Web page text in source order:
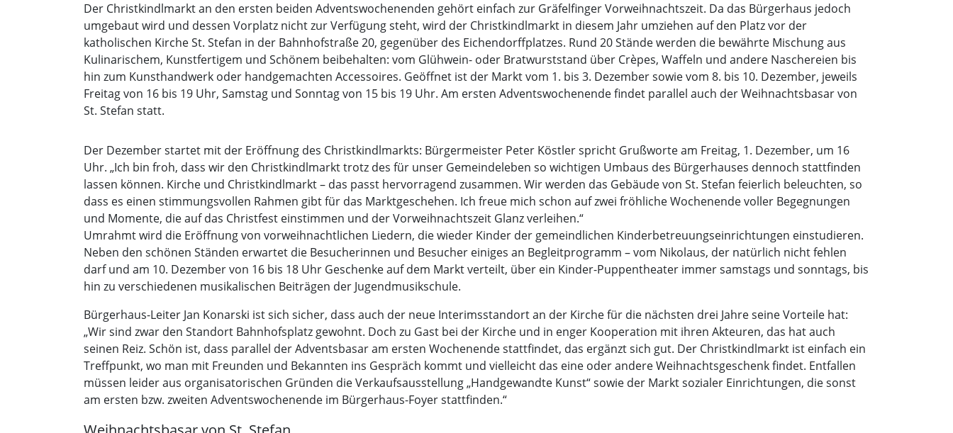
Der Christkindlmarkt an den ersten beiden Adventswochenenden gehört einfach zur Gräfelfinger Vorweihnachtszeit. Da das Bürgerhaus jedoch
umgebaut wird und dessen Vorplatz nicht zur Verfügung steht, wird der Christkindlmarkt in diesem Jahr umziehen auf den Platz vor der
katholischen Kirche St. Stefan in der Bahnhofstraße 20, gegenüber des Eichendorffplatzes. Rund 20 Stände werden die bewährte Mischung aus
Kulinarischem, Kunstfertigem und Schönem beibehalten: vom Glühwein- oder Bratwurststand über Crèpes, Waffeln und andere Naschereien bis
hin zum Kunsthandwerk oder handgemachten Accessoires. Geöffnet ist der Markt vom 1. bis 3. Dezember sowie vom 8. bis 10. Dezember, jeweils
Freitag von 16 bis 19 Uhr, Samstag und Sonntag von 15 bis 19 Uhr. Am ersten Adventswochenende findet parallel auch der Weihnachtsbasar von
St. Stefan statt.
Der Dezember startet mit der Eröffnung des Christkindlmarkts: Bürgermeister Peter Köstler spricht Grußworte am Freitag, 1. Dezember, um 16
Uhr. „Ich bin froh, dass wir den Christkindlmarkt trotz des für unser Gemeindeleben so wichtigen Umbaus des Bürgerhauses dennoch stattfinden
lassen können. Kirche und Christkindlmarkt – das passt hervorragend zusammen. Wir werden das Gebäude von St. Stefan feierlich beleuchten, so
dass es einen stimmungsvollen Rahmen gibt für das Marktgeschehen. Ich freue mich schon auf zwei fröhliche Wochenende voller Begegnungen
und Momente, die auf das Christfest einstimmen und der Vorweihnachtszeit Glanz verleihen.“
Umrahmt wird die Eröffnung von vorweihnachtlichen Liedern, die wieder Kinder der gemeindlichen Kinderbetreuungseinrichtungen einstudieren.
Neben den schönen Ständen erwartet die Besucherinnen und Besucher einiges an Begleitprogramm – vom Nikolaus, der natürlich nicht fehlen
darf und am 10. Dezember von 16 bis 18 Uhr Geschenke auf dem Markt verteilt, über ein Kinder-Puppentheater immer samstags und sonntags, bis
hin zu verschiedenen musikalischen Beiträgen der Jugendmusikschule.
Bürgerhaus-Leiter Jan Konarski ist sich sicher, dass auch der neue Interimsstandort an der Kirche für die nächsten drei Jahre seine Vorteile hat:
„Wir sind zwar den Standort Bahnhofsplatz gewohnt. Doch zu Gast bei der Kirche und in enger Kooperation mit ihren Akteuren, das hat auch
seinen Reiz. Schön ist, dass parallel der Adventsbasar am ersten Wochenende stattfindet, das ergänzt sich gut. Der Christkindlmarkt ist einfach ein
Treffpunkt, wo man mit Freunden und Bekannten ins Gespräch kommt und vielleicht das eine oder andere Weihnachtsgeschenk findet. Entfallen
müssen leider aus organisatorischen Gründen die Verkaufsausstellung „Handgewandte Kunst“ sowie der Markt sozialer Einrichtungen, die sonst
am ersten bzw. zweiten Adventswochenende im Bürgerhaus-Foyer stattfinden.“